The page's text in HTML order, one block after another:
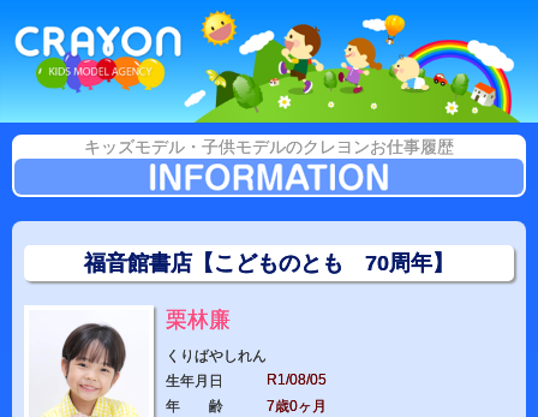
キッズモデル・子供モデルのクレヨンお仕事履歴
福音館書店【こどものとも 70周年】
栗林廉
くりばやしれん
生年月日
R1/08/05
年 齢
7歳0ヶ月